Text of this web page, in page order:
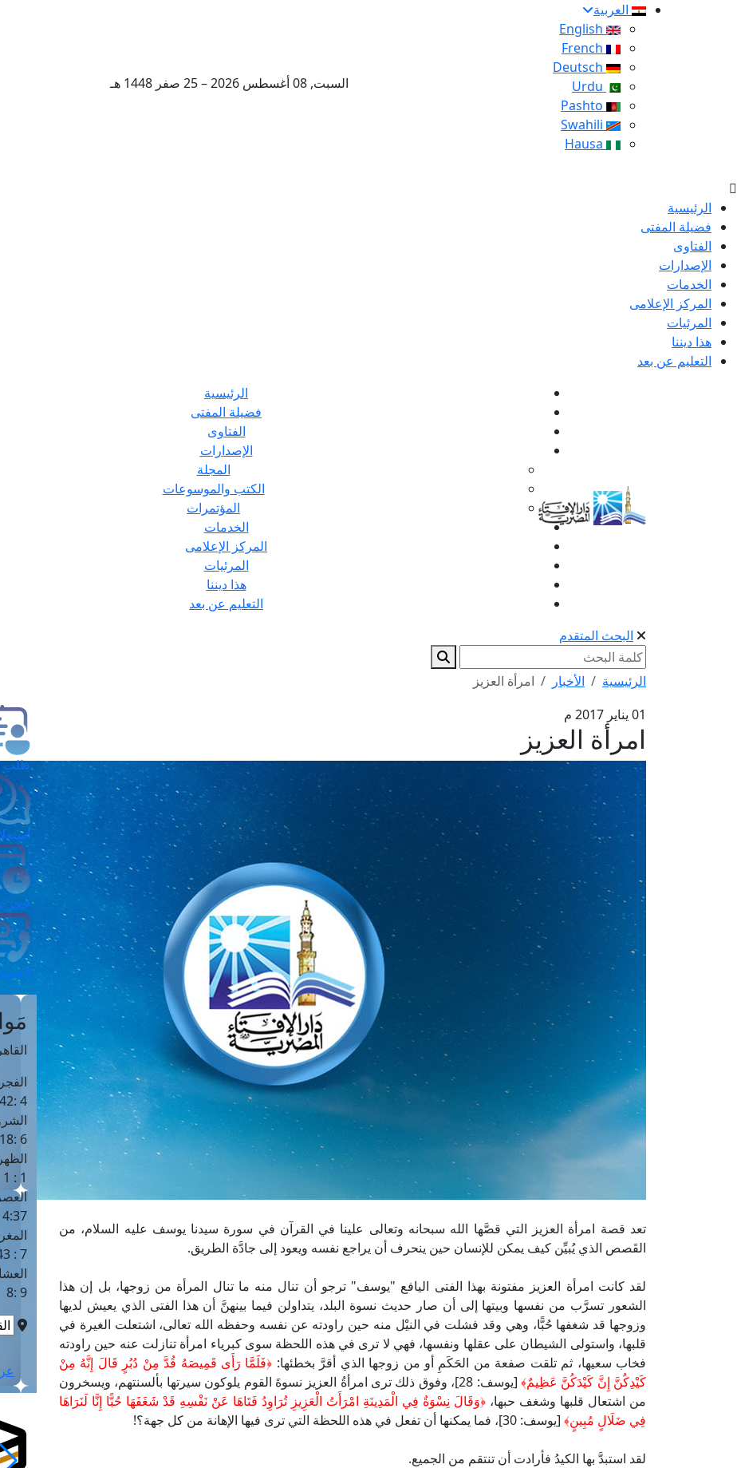
العربية
السبت, 08 أغسطس 2026 – 25 صفر 1448 هـ
الرئيسية
فضيلة المفتى
الفتاوى
الإصدارات
الخدمات
المركز الإعلامى
المرئيات
هذا ديننا
التعليم عن بعد
الرئيسية
فضيلة المفتى
الفتاوى
الإصدارات
المجلة
الكتب والموسوعات
المؤتمرات
الخدمات
المركز الإعلامى
المرئيات
هذا ديننا
التعليم عن بعد
البحث المتقدم
الرئيسية الأخبار
امرأة العزيز
01 يناير 2017 م
امرأة العزيز
تعد قصة امرأة العزيز التي قصَّها الله سبحانه وتعالى علينا في القرآن في سورة سيدنا يوسف عليه السلام، من
القَصص الذي يُبيِّن كيف يمكن للإنسان حين ينحرف أن يراجع نفسه ويعود إلى جادَّة الطريق.
لقد كانت امرأة العزيز مفتونة بهذا الفتى اليافع "يوسف" ترجو أن تنال منه ما تنال المرأة من زوجها، بل إن هذا
الشعور تسرَّب من نفسها وبيتها إلى أن صار حديث نسوة البلد، يتداولن فيما بينهنَّ أن هذا الفتى الذي يعيش لديها
وزوجها قد شغفها حُبًّا، وهي وقد فشلت في النيْل منه حين راودته عن نفسه وحفظه الله تعالى، اشتعلت الغيرة في
قلبها، واستولى الشيطان على عقلها ونفسها، فهي لا ترى في هذه اللحظة سوى كبرياء امرأة تنازلت عنه حين راودته
فخاب سعيها، ثم تلقت صفعة من الحَكَمِ أو من زوجها الذي أقرَّ بخطئها: ﴿فَلَمَّا رَأَى قَمِيصَهُ قُدَّ مِنْ دُبُرٍ قَالَ إِنَّهُ مِنْ
كَيْدِكُنَّ إِنَّ كَيْدَكُنَّ عَظِيمٌ﴾
[يوسف: 28]، وفوق ذلك ترى امرأةُ العزيز نسوةَ القوم يلوكون سيرتها بألسنتهم، ويسخرون
من اشتعال قلبها وشغف حبها، ﴿وَقَالَ نِسْوَةٌ فِي الْمَدِينَةِ امْرَأَتُ الْعَزِيزِ تُرَاوِدُ فَتَاهَا عَنْ نَفْسِهِ قَدْ شَغَفَهَا حُبًّا إِنَّا لَنَرَاهَا
فِي ضَلَالٍ مُبِينٍ﴾ [يوسف: 30]، فما يمكنها أن تفعل في هذه اللحظة التي ترى فيها الإهانة من كل جهة؟!
لقد استبدَّ بها الكيدُ فأرادت أن تنتقم من الجميع.
طلب
حجز
القاهرة · 08
الفجر
4 :42
6 :18
الظهر
1 : 1
العصر
4:37
7 : 43
9 :8